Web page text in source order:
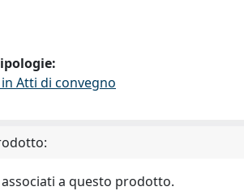
Atti di convegno
a questo prodotto.